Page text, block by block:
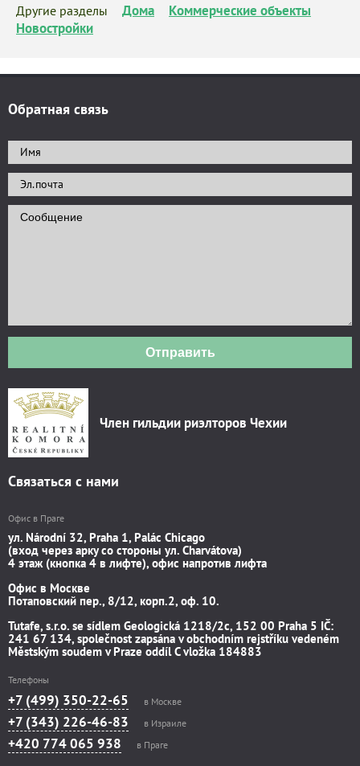
Другие разделы Дома
Коммерческие объекты
Новостройки
Обратная связь
Отправить
Член гильдии риэлторов Чехии
Связаться с нами
Офис в Праге
ул. Národní 32, Praha 1, Palác Chicago
(вход через арку со стороны ул. Charvátova)
4 этаж (кнопка 4 в лифте), офис напротив лифта
Офис в Москве
Потаповский пер., 8/12, корп.2, оф. 10.
Tutafe, s.r.o. se sídlem Geologická 1218/2c, 152 00 Praha 5 IČ:
241 67 134, společnost zapsána v obchodním rejstříku vedeném
Městským soudem v Praze oddíl C vložka 184883
Телефоны
+7 (499) 350-22-65 в Москве
+7 (343) 226-46-83 в Израиле
+420 774 065 938 в Праге